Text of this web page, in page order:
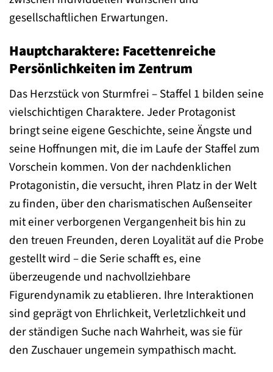
gesellschaftlichen Erwartungen.
Hauptcharaktere: Facettenreiche
Persönlichkeiten im Zentrum
Das Herzstück von Sturmfrei – Staffel 1 bilden seine
vielschichtigen Charaktere. Jeder Protagonist
bringt seine eigene Geschichte, seine Ängste und
seine Hoffnungen mit, die im Laufe der Staffel zum
Vorschein kommen. Von der nachdenklichen
Protagonistin, die versucht, ihren Platz in der Welt
zu finden, über den charismatischen Außenseiter
mit einer verborgenen Vergangenheit bis hin zu
den treuen Freunden, deren Loyalität auf die Probe
gestellt wird – die Serie schafft es, eine
überzeugende und nachvollziehbare
Figurendynamik zu etablieren. Ihre Interaktionen
sind geprägt von Ehrlichkeit, Verletzlichkeit und
der ständigen Suche nach Wahrheit, was sie für
den Zuschauer ungemein sympathisch macht.